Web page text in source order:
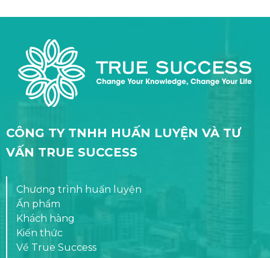
CÔNG TY TNHH HUẤN LUYỆN VÀ TƯ
VẤN TRUE SUCCESS
Chương trình huấn luyện
Ấn phẩm
Khách hàng
Kiến thức
Về True Success